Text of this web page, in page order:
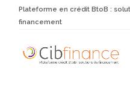
Plateforme en crédit BtoB :
financement